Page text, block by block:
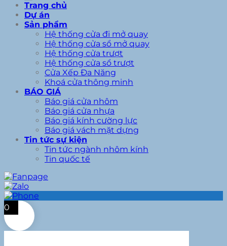
Trang chủ
Dự án
Sản phẩm
Hệ thống cửa đi mở quay
Hệ thống cửa sổ mở quay
Hệ thống cửa trượt
Hệ thống cửa sổ trượt
Cửa Xếp Đa Năng
Khoá cửa thông minh
BÁO GIÁ
Báo giá cửa nhôm
Báo giá cửa nhựa
Báo giá kính cường lực
Báo giá vách mặt dựng
Tin tức sự kiện
Tin tức ngành nhôm kính
Tin quốc tế
0